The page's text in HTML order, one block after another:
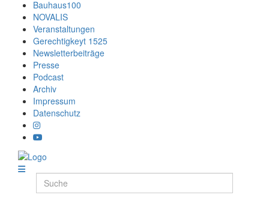
Bauhaus100
NOVALIS
Veranstaltungen
Gerechtigkeyt 1525
Newsletterbeiträge
Presse
Podcast
Archiv
Impressum
Datenschutz